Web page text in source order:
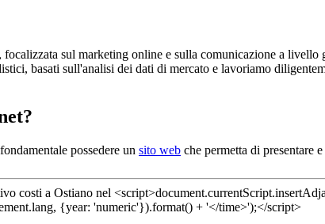
focalizzata sul marketing online e sulla comunicazione a
basati sull'analisi dei dati di mercato e lavoriamo
possedere un sito web che permetta di presentare